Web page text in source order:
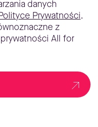
danych
Prywatności.
z
All for